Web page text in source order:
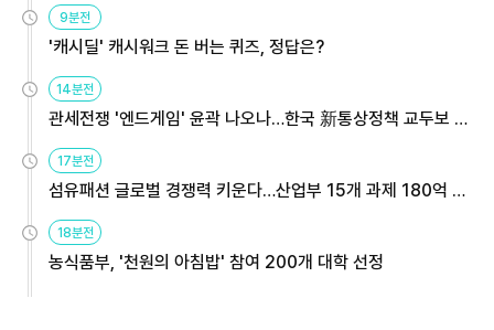
9분전
'캐시딜' 캐시워크 돈 버는 퀴즈, 정답은?
14분전
관세전쟁 '엔드게임' 윤곽 나오나…한국 新통상정책 교두보 활
17분전
섬유패션 글로벌 경쟁력 키운다…산업부 15개 과제 180억 지
18분전
농식품부, '천원의 아침밥' 참여 200개 대학 선정